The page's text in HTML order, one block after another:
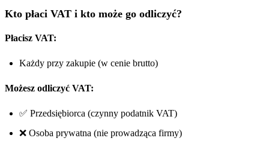
Kto płaci VAT i kto może go odliczyć?
Płacisz VAT:
Każdy przy zakupie (w cenie brutto)
Możesz odliczyć VAT:
✅ Przedsiębiorca (czynny podatnik VAT)
❌ Osoba prywatna (nie prowadząca firmy)